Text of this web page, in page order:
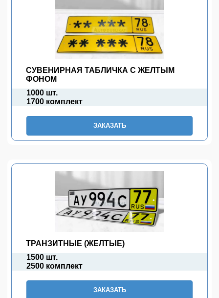
СУВЕНИРНАЯ ТАБЛИЧКА С ЖЕЛТЫМ
ФОНОМ
1000 шт.
1700 комплект
ЗАКАЗАТЬ
ТРАНЗИТНЫЕ (ЖЕЛТЫЕ)
1500 шт.
2500 комплект
ЗАКАЗАТЬ